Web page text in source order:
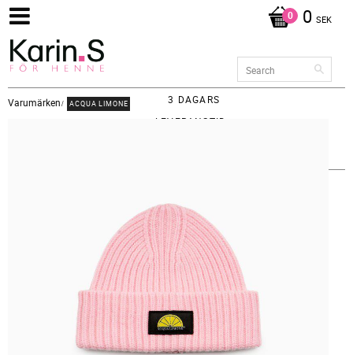
0 SEK
3 DAGARS
LEVERANSTID -
Varumärken ACQUA LIMONE